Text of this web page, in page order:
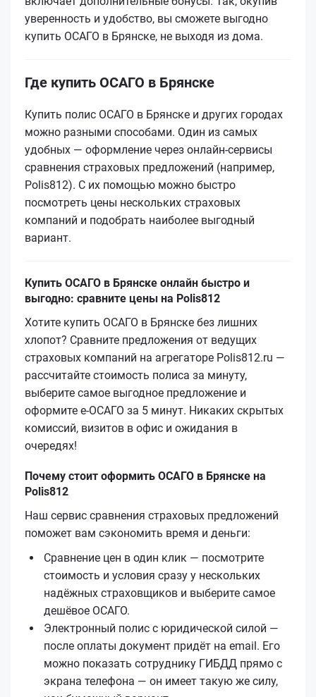
уверенность и удобство, вы сможете выгодно
купить ОСАГО в Брянске, не выходя из дома.
Где купить ОСАГО в Брянске
Купить полис ОСАГО в Брянске и других городах
можно разными способами. Один из самых
удобных — оформление через онлайн-сервисы
сравнения страховых предложений (например,
Polis812). С их помощью можно быстро
посмотреть цены нескольких страховых
компаний и подобрать наиболее выгодный
вариант.
Купить ОСАГО в Брянске онлайн быстро и
выгодно: сравните цены на Polis812
Хотите купить ОСАГО в Брянске без лишних
хлопот? Сравните предложения от ведущих
страховых компаний на агрегаторе Polis812.ru —
рассчитайте стоимость полиса за минуту,
выберите самое выгодное предложение и
оформите е‑ОСАГО за 5 минут. Никаких скрытых
комиссий, визитов в офис и ожидания в
очередях!
Почему стоит оформить ОСАГО в Брянске на
Polis812
Наш сервис сравнения страховых предложений
поможет вам сэкономить время и деньги:
Сравнение цен в один клик — посмотрите
стоимость и условия сразу у нескольких
надёжных страховщиков и выберите самое
дешёвое ОСАГО.
Электронный полис с юридической силой —
после оплаты документ придёт на email. Его
можно показать сотруднику ГИБДД прямо с
экрана телефона — он имеет такую же силу,